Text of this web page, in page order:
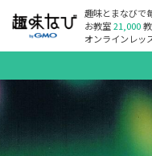
趣味とまなびで
お教室21,000
オンラインレッ